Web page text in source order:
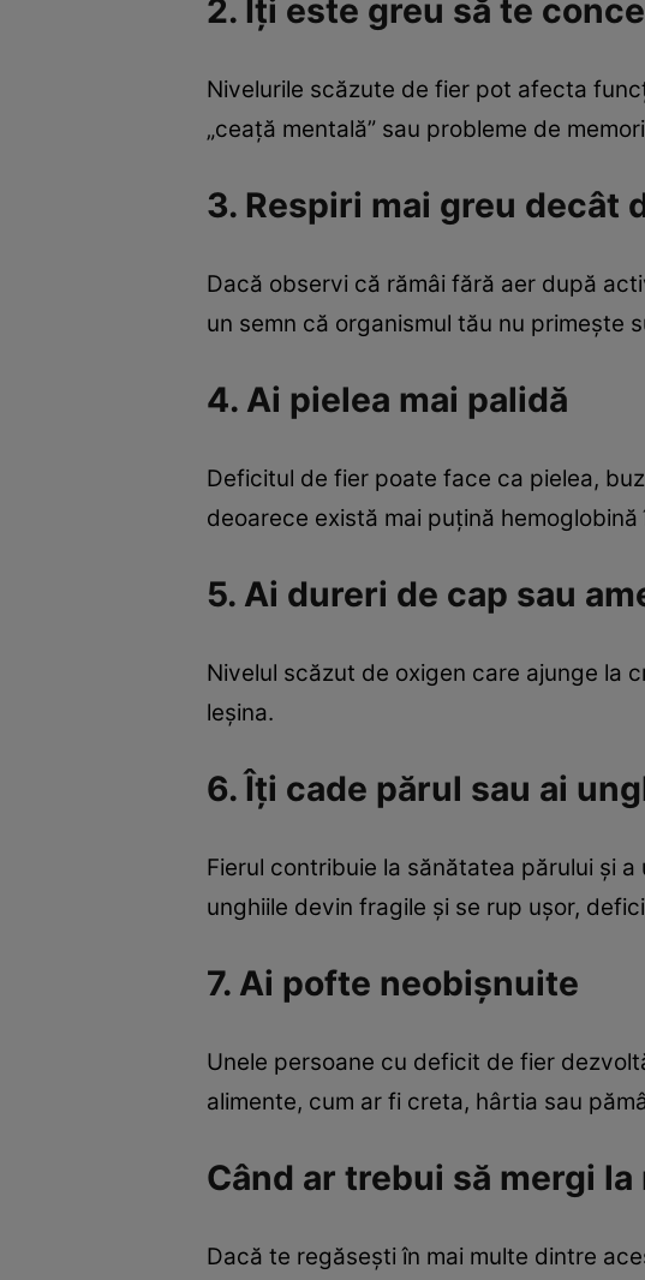
2. Îți este greu să te
Nivelurile scăzute de fier pot afecta
„ceață mentală” sau probleme de
3. Respiri mai greu decât
Dacă observi că rămâi fără aer după
un semn că organismul tău nu primește
4. Ai pielea mai palidă
Deficitul de fier poate face ca pielea,
deoarece există mai puțină hemoglobină
5. Ai dureri de cap sau
Nivelul scăzut de oxigen care ajunge la
leșina.
6. Îți cade părul sau ai
Fierul contribuie la sănătatea părului și
unghiile devin fragile și se rup ușor,
7. Ai pofte neobișnuite
Unele persoane cu deficit de fier
alimente, cum ar fi creta, hârtia sau
Când ar trebui să mergi la
Dacă te regăsești în mai multe dintre